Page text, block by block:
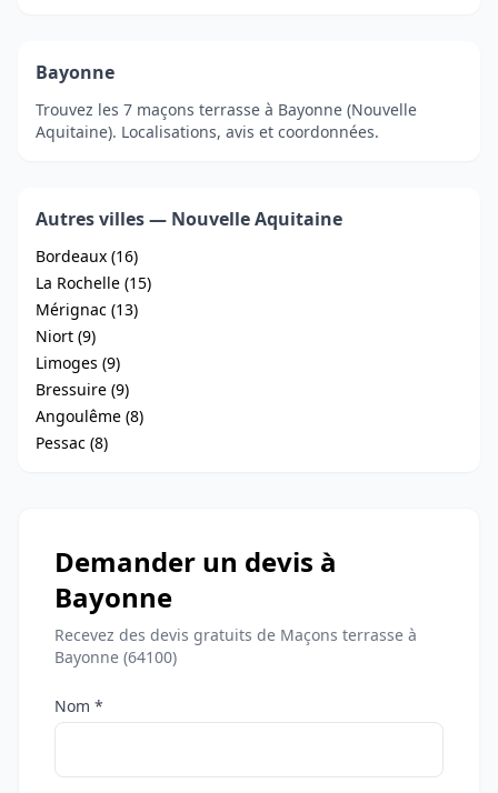
Bayonne
Trouvez les 7 maçons terrasse à Bayonne (Nouvelle
Aquitaine). Localisations, avis et coordonnées.
Autres villes — Nouvelle Aquitaine
Bordeaux (16)
La Rochelle (15)
Mérignac (13)
Niort (9)
Limoges (9)
Bressuire (9)
Angoulême (8)
Pessac (8)
Demander un devis à
Bayonne
Recevez des devis gratuits de Maçons terrasse à
Bayonne (64100)
Nom *